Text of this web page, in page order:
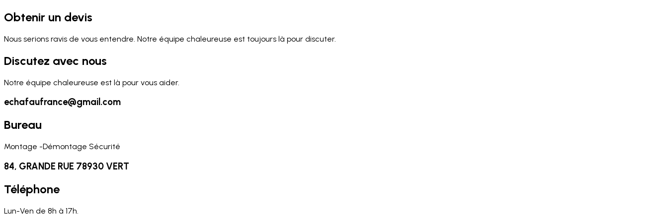
Obtenir un devis
Nous serions ravis de vous entendre. Notre équipe chaleureuse est toujours là pour discuter.
Discutez avec nous
Notre équipe chaleureuse est là pour vous aider.
echafaufrance@gmail.com
Bureau
Montage -Démontage Sécurité
84, GRANDE RUE 78930 VERT
Téléphone
Lun-Ven de 8h à 17h.